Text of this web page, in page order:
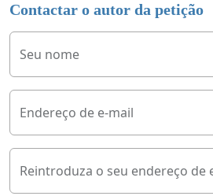
Contactar o autor da petição
Seu nome
Endereço de e-mail
Reintroduza o seu endereço de